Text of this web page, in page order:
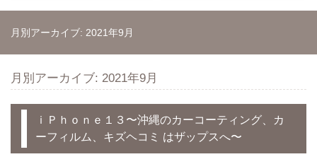
月別アーカイブ: 2021年9月
月別アーカイブ: 2021年9月
ｉＰｈｏｎｅ１３〜沖縄のカーコーティング、カ
ーフィルム、キズヘコミ はザップスへ〜